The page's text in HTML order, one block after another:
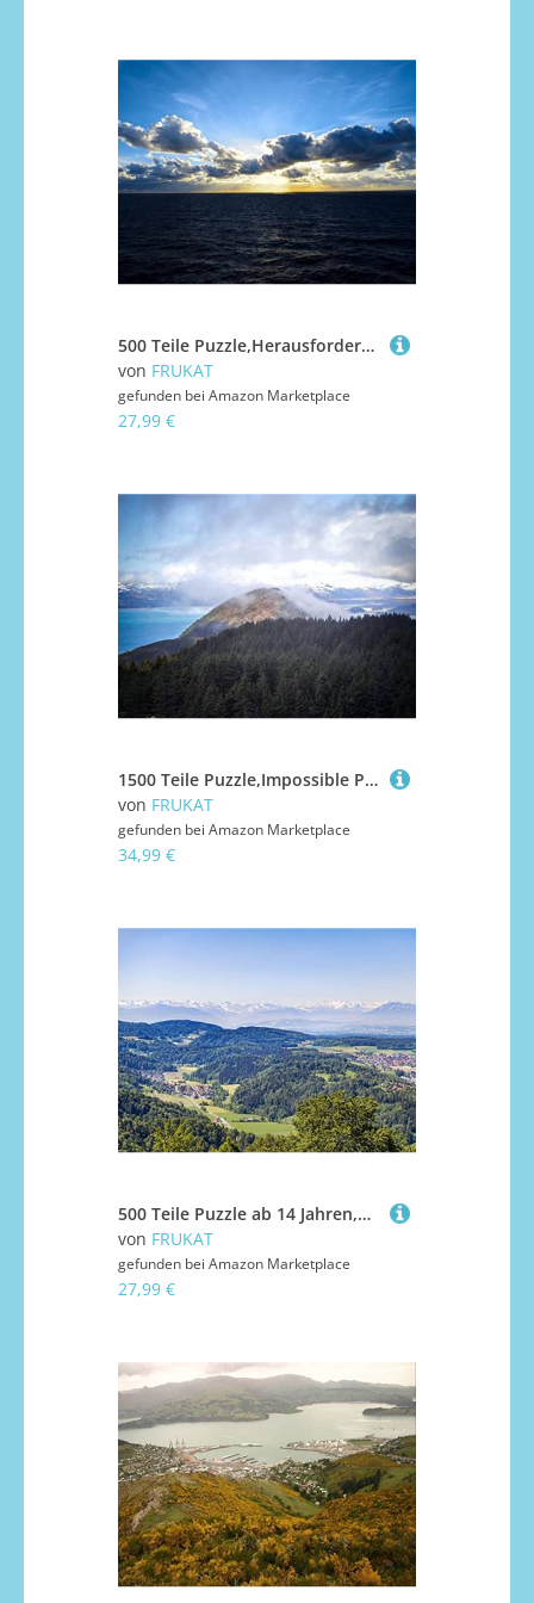
500 Teile Puzzle,Herausforderndes Puzzle für Erwachsene und Kinder ab 14 Jahren - Horizont Wasserstrahlen 52x38cm
von FRUKAT
gefunden bei Amazon Marketplace
27,99 €
1500 Teile Puzzle,Impossible Puzzle für Kleinkinder Jungen Mädchen 14 Jahre alt - Hügelküstennebel 87x57cm
von FRUKAT
gefunden bei Amazon Marketplace
34,99 €
500 Teile Puzzle ab 14 Jahren,Buntes Erwachsenenpuzzle - Hügel Bäume Wälder 52x38cm
von FRUKAT
gefunden bei Amazon Marketplace
27,99 €